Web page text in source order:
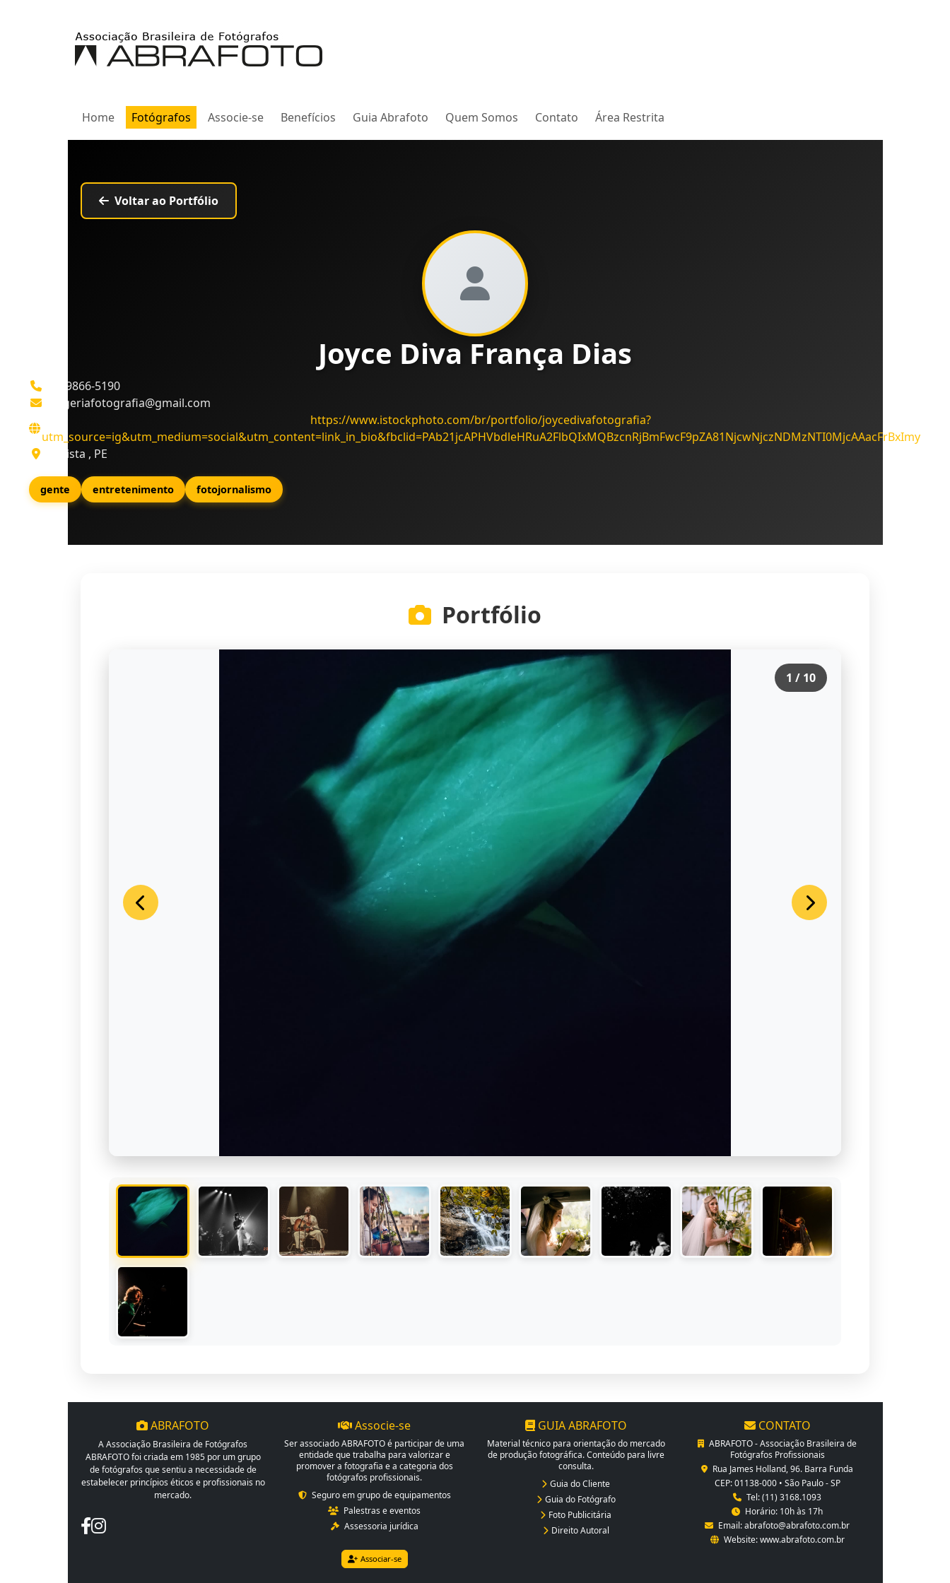
Home Fotógrafos Associe-se Benefícios Guia Abrafoto Quem Somos Contato Área Restrita
Voltar ao Portfólio
Joyce Diva França Dias
(81) 9866-5190
imageriafotografia@gmail.com
https://www.istockphoto.com/br/portfolio/joycedivafotografia?
utm_source=ig&utm_medium=social&utm_content=link_in_bio&fbclid=PAb21jcAPHVbdleHRuA2FlbQIxMQBzcnRjBmFwcF9pZA81NjcwNjczNDMzNTI0MjcAAacFrBxImy
Paulista , PE
gente entretenimento fotojornalismo
Portfólio
1 / 10
ABRAFOTO
A Associação Brasileira de Fotógrafos
ABRAFOTO foi criada em 1985 por um grupo
de fotógrafos que sentiu a necessidade de
estabelecer princípios éticos e profissionais no
mercado.
Associe-se
Ser associado ABRAFOTO é participar de uma
entidade que trabalha para valorizar e
promover a fotografia e a categoria dos
fotógrafos profissionais.
Seguro em grupo de equipamentos
Palestras e eventos
Assessoria jurídica
Associar-se
GUIA ABRAFOTO
Material técnico para orientação do mercado
de produção fotográfica. Conteúdo para livre
consulta.
Guia do Cliente
Guia do Fotógrafo
Foto Publicitária
Direito Autoral
CONTATO
ABRAFOTO - Associação Brasileira de
Fotógrafos Profissionais
Rua James Holland, 96. Barra Funda
CEP: 01138-000 • São Paulo - SP
Tel: (11) 3168.1093
Horário: 10h às 17h
Email:abrafoto@abrafoto.com.br
Website:www.abrafoto.com.br